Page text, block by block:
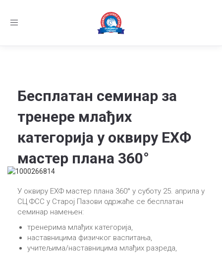
Toggle
treneri(@)treneri-rss.rs
бунар 272, 11070 Нови Београд, Srbija.
Семинар за тренере млађих узрасних
Бесплатан семинар за
тренере млађих
категорија у оквиру ЕХФ
мастер плана 360°
У оквиру ЕХФ мастер плана 360° у суботу 25. априла у
СЦ ФСС у Старој Пазови одржаће се бесплатан
семинар намењен:
тренерима млађих категорија,
наставницима физичког васпитања,
учитељима/наставницима млађих разреда,